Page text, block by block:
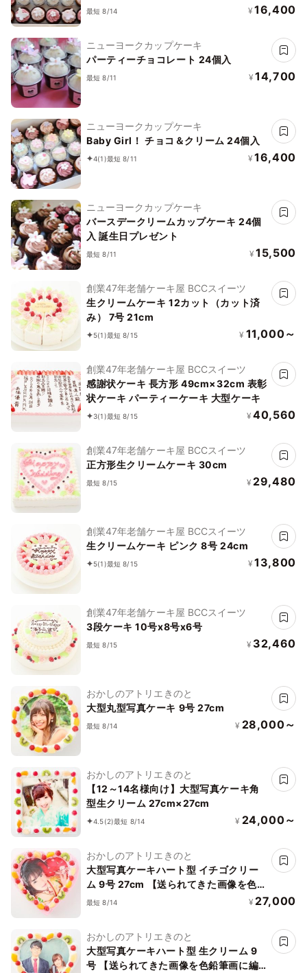
最短 8/14 ¥ 16,400
ニューヨークカップケーキ
パーティーチョコレート 24個入
最短 8/11 ¥ 14,700
ニューヨークカップケーキ
Baby Girl！ チョコ＆クリーム 24個入
4(1)最短 8/11 ¥ 16,400
ニューヨークカップケーキ
バースデークリームカップケーキ 24個
入 誕生日プレゼント
最短 8/11 ¥ 15,500
創業47年老舗ケーキ屋 BCCスイーツ
生クリームケーキ 12カット（カット済
み） 7号 21cm
5(1)最短 8/15 ¥ 11,000～
創業47年老舗ケーキ屋 BCCスイーツ
感謝状ケーキ 長方形 49cm×32cm 表彰
状ケーキ パーティーケーキ 大型ケーキ
3(1)最短 8/15 ¥ 40,560
創業47年老舗ケーキ屋 BCCスイーツ
正方形生クリームケーキ 30cm
最短 8/15 ¥ 29,480
創業47年老舗ケーキ屋 BCCスイーツ
生クリームケーキ ピンク 8号 24cm
5(1)最短 8/15 ¥ 13,800
創業47年老舗ケーキ屋 BCCスイーツ
3段ケーキ 10号x8号x6号
最短 8/15 ¥ 32,460
おかしのアトリエきのと
大型丸型写真ケーキ 9号 27cm
最短 8/14 ¥ 28,000～
おかしのアトリエきのと
【12～14名様向け】大型写真ケーキ角
型生クリーム 27cm×27cm
4.5(2)最短 8/14 ¥ 24,000～
おかしのアトリエきのと
大型写真ケーキハート型 イチゴクリー
ム 9号 27cm 【送られてきた画像を色鉛
筆画に編集できます】
最短 8/14 ¥ 27,000
おかしのアトリエきのと
大型写真ケーキハート型 生クリーム 9
号 【送られてきた画像を色鉛筆画に編